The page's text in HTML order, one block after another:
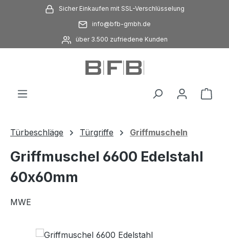
Zum Hauptinhalt springenSicher Einkaufen mit SSL-Verschlüsselung
info@bfb-gmbh.de
über 3.500 zufriedene Kunden
Türbeschläge Türgriffe Griffmuscheln
Griffmuschel 6600 Edelstahl
60x60mm
MWE